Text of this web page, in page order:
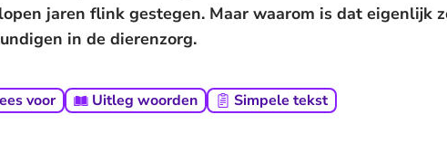
jaren flink gestegen. Maar waarom is dat eigenlijk
in de dierenzorg.
voor Uitleg woorden Simpele tekst